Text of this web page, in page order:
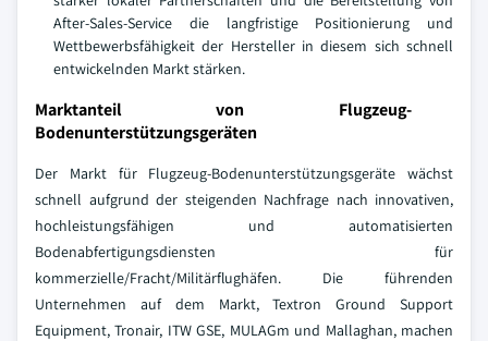
After-Sales-Service die langfristige Positionierung und
Wettbewerbsfähigkeit der Hersteller in diesem sich schnell
entwickelnden Markt stärken.
Marktanteil von Flugzeug-
Bodenunterstützungsgeräten
Der Markt für Flugzeug-Bodenunterstützungsgeräte wächst
schnell aufgrund der steigenden Nachfrage nach innovativen,
hochleistungsfähigen und automatisierten
Bodenabfertigungsdiensten für
kommerzielle/Fracht/Militärflughäfen. Die führenden
Unternehmen auf dem Markt, Textron Ground Support
Equipment, Tronair, ITW GSE, MULAGm und Mallaghan, machen